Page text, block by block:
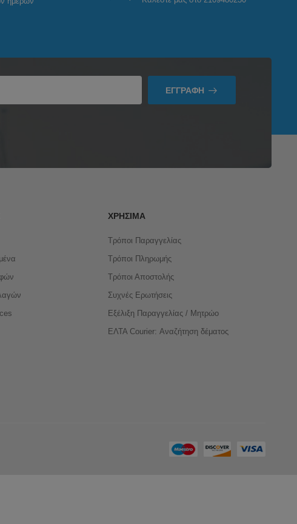
ΕΓΓΡΑΦΉ
ΧΡΉΣΙΜΑ
Τρόποι Παραγγελίας
Τρόποι Πληρωμής
Τρόποι Αποστολής
Συχνές Ερωτήσεις
Εξέλιξη Παραγγελίας / Μητρώο
ΕΛΤΑ Courier: Αναζήτηση δέματος